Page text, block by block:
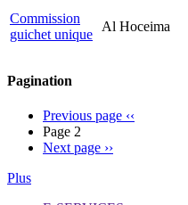
Commission
guichet unique
Al Hoceima
Pagination
Previous page ‹‹
Page 2
Next page ››
Plus